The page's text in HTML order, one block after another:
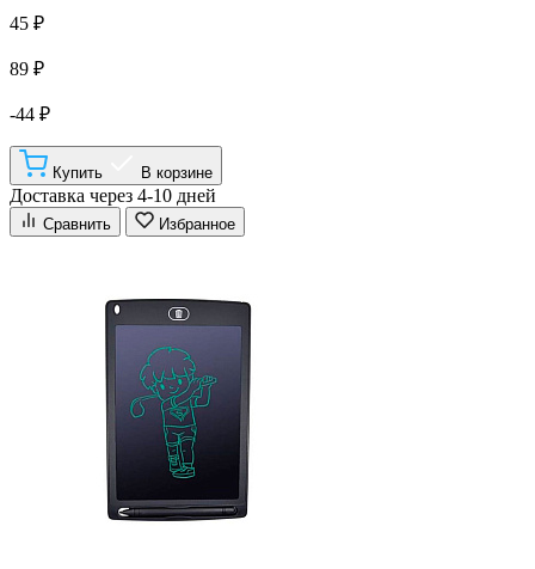
45 ₽
89 ₽
-44 ₽
Купить В корзине
Доставка через 4-10 дней
Сравнить Избранное